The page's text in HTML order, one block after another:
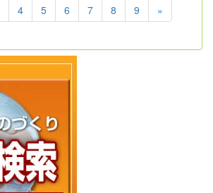
4 5 6 7 8 9 »